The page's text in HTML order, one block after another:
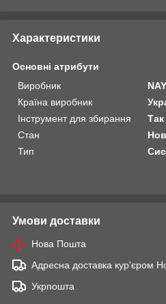
Характеристики
Основні атрибути
Виробник
Країна виробник
Інструмент для збирання
Так
Стан
Тип
Умови доставки
Нова Пошта
Адресна доставка кур'єром
Укрпошта